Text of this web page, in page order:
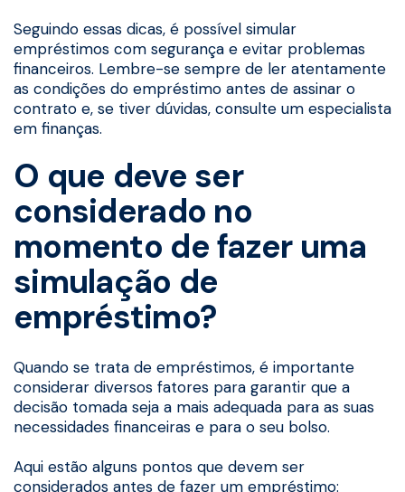
Seguindo essas dicas, é possível simular
empréstimos com segurança e evitar problemas
financeiros. Lembre-se sempre de ler atentamente
as condições do empréstimo antes de assinar o
contrato e, se tiver dúvidas, consulte um especialista
em finanças.
O que deve ser
considerado no
momento de fazer uma
simulação de
empréstimo?
Quando se trata de empréstimos, é importante
considerar diversos fatores para garantir que a
decisão tomada seja a mais adequada para as suas
necessidades financeiras e para o seu bolso.
Aqui estão alguns pontos que devem ser
considerados antes de fazer um empréstimo: